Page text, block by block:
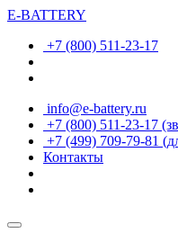
E-BATTERY
+7 (800) 511-23-17
info@e-battery.ru
+7 (800) 511-23-17
+7 (499) 709-79-81
Контакты